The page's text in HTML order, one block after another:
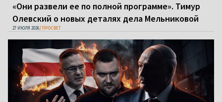
«Они развели ее по полной программе». Тимур
Олевский о новых деталях дела Мельниковой
27 ИЮЛЯ 2026 ПРОСВЕТ